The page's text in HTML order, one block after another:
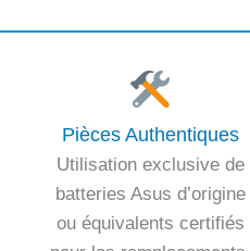
Pièces Authentiques
Utilisation exclusive de
batteries Asus d’origine
ou équivalents certifiés